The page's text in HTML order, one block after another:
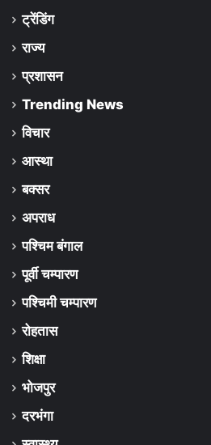
ट्रेंडिंग
राज्य
प्रशासन
Trending News
विचार
आस्था
बक्सर
अपराध
पश्चिम बंगाल
पूर्वी चम्पारण
पश्चिमी चम्पारण
रोहतास
शिक्षा
भोजपुर
दरभंगा